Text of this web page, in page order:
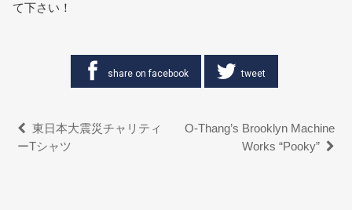
て下さい！
share on facebook tweet
東日本大震災チャリティ
ーTシャツ
O-Thang’s Brooklyn Machine
Works “Pooky”